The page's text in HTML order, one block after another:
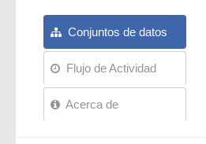
Conjuntos de datos
Flujo de Actividad
Acerca de